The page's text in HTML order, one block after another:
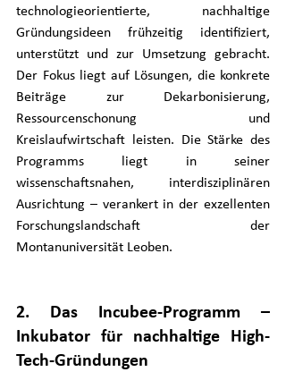
technologieorientierte, nachhaltige
Gründungsideen frühzeitig identifiziert,
unterstützt und zur Umsetzung gebracht.
Der Fokus liegt auf Lösungen, die konkrete
Beiträge zur Dekarbonisierung,
Ressourcenschonung und
Kreislaufwirtschaft leisten. Die Stärke des
Programms liegt in seiner
wissenschaftsnahen, interdisziplinären
Ausrichtung – verankert in der exzellenten
Forschungslandschaft der
Montanuniversität Leoben.
2. Das Incubee-Programm –
Inkubator für nachhaltige High-
Tech-Gründungen